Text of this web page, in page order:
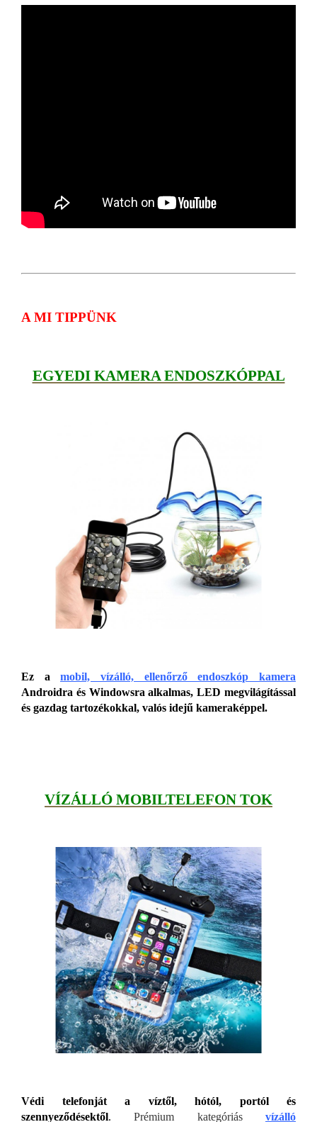
A MI TIPPÜNK
EGYEDI KAMERA ENDOSZKÓPPAL
Ez amobil, vízálló, ellenőrző endoszkóp kamera
Androidra és Windowsra alkalmas, LED megvilágítással
és gazdag tartozékokkal, valós idejű kameraképpel.
VÍZÁLLÓ MOBILTELEFON TOK
Védi telefonját a víztől, hótól, portól és
szennyeződésektől.Prémium kategóriásvízálló